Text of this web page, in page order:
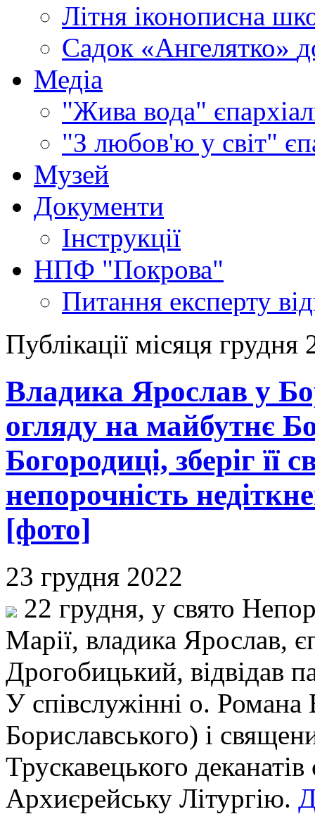
Літня іконописна
Садок «Ангелятко»
Медіа
"Жива вода"
"З любов'ю у світ"
Музей
Документи
Інструкції
НПФ "Покрова"
Питання експерту
Публікації місяця грудня
Владика Ярослав у
огляду на майбутнє
Богородиці, зберіг її
непорочність
[фото]
23 грудня 2022
22 грудня, у свято
Марії, владика Ярослав,
Дрогобицький, відвідав
У співслужінні о. Романа
Бориславського) і
Трускавецького
Архиєрейську Літургію.